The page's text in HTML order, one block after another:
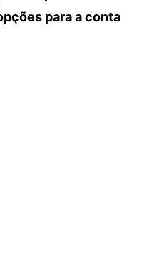
para a conta